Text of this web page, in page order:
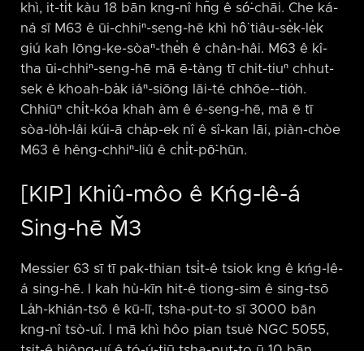
khì, it-ti̍t kàu 18 bān kng-nî hn̄g ê só͘-chāi. Che ká-
ná sī M63 ê ūi-chhiⁿ-seng-hē khì hô͘ tiâu-se̍k-le̍k
giú kah lōng-ke-sòaⁿ-the̍h ê chân-hâi. M63 ê kî-
tha ūi-chhiⁿ-seng-hē mā ē-tàng tī chit-tiuⁿ chhut-
sek ê khoah-ba̍k iáⁿ-siōng lāi-té chhōe-⁠-tio̍h.
Chhiūⁿ chi̍t-kóa khah àm ê é-seng-hē, mā ē tī
sòa-lo̍h-lâi kúi-ā cha̍p-ek nî ê sî-kan lāi, piàn-chòe
M63 ê hêng-chhiⁿ-liû ê chi̍t-pō͘-hūn.
[KIP] Khiû-môo ê Kńg-lê-á
Sing-hē M̌3
Messier 63 sī tī pak-thian tsi̍t-ê tsiok kng ê kńg-lê-
á sing-hē. I kah hù-kīn hit-ê tiong-sim ê sing-tsō
La̍h-khián-tsō ê kū-lī, tsha-put-to sī 3000 bān
kng-nî tsò-uî. I mā khì hôo pian tsuè NGC 5055,